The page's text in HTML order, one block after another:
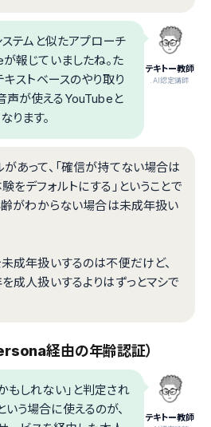
テキトー教師
.AI認定講師
テムと似たアプローチ
報じていましたね。た
ストベースのやり取り
声が使えるYouTubeと
ります。
あって、「確信が持てない場合は
をデフォルトにする」ということで
齢がわからない場合は未成年扱い
成年扱いするのは不便だけど、
成人扱いするよりはずっとマシで
経由の年齢認証）
テキトー教師
もしれない」と判定され
う場合に使えるのが、